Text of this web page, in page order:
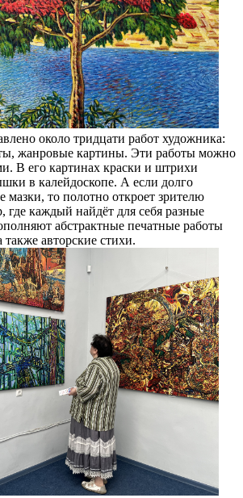
около тридцати работ художника:
жанровые картины. Эти работы можно
В его картинах краски и штрихи
в калейдоскопе. А если долго
мазки, то полотно откроет зрителю
где каждый найдёт для себя разные
абстрактные печатные работы
также авторские стихи.